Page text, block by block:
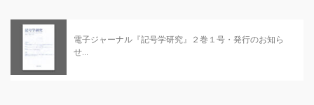
日本記号学会第46回大会
（2026/7/11・7/12）「パース
記号論のフロンティア」特設ペ
ージ
電子ジャーナル『記号学研究』２巻１号・発行のお知ら
せ...